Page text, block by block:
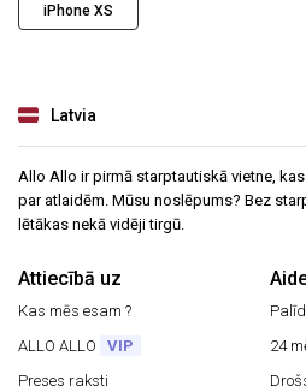
iPhone XS
Latvia
Allo Allo ir pirmā starptautiskā vietne,
par atlaidēm. Mūsu noslēpums? Bez
lētākas nekā vidēji tirgū.
Attiecībā uz
Kas mēs esam ?
ALLO ALLO
VIP
Preses raksti
24